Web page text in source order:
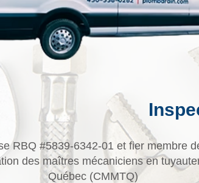
RBQ #5839-6342-01 et fier membre
des maîtres mécaniciens en
Québec (CMMTQ)